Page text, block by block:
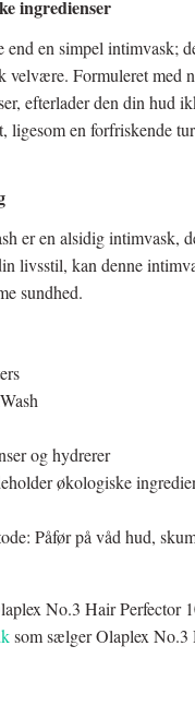
ingredienser
en simpel intimvask;
velvære. Formuleret med
efterlader den din hud
ligesom en forfriskende
er en alsidig intimvask,
livsstil, kan denne
sundhed.
og hydrerer
økologiske
Påfør på våd hud,
No.3 Hair Perfector
som sælger Olaplex No.3